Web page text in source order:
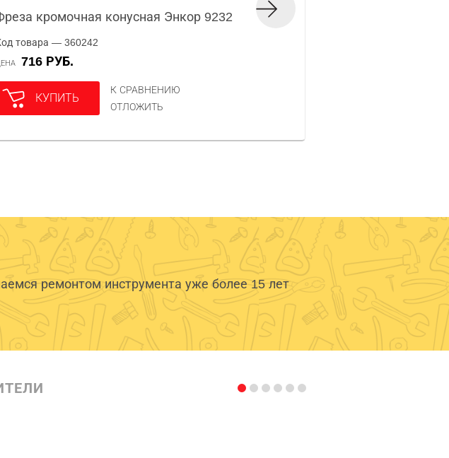
кромочная конусная Энкор 9232
товара — 360242
716 РУБ.
КУПИТЬ
К СРАВНЕНИЮ
ОТЛОЖИТЬ
ремонтом инструмента уже более 15 лет